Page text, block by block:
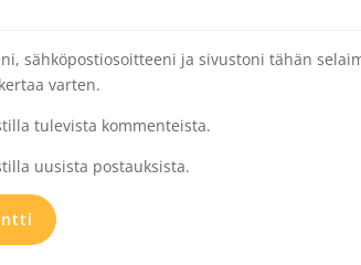
sähköpostiosoitteeni ja sivustoni tähän
varten.
tulevista kommenteista.
uusista postauksista.